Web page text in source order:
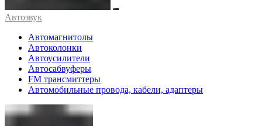
Автозвук
Автомагнитолы
Автоколонки
Автоусилители
Автосабвуферы
FM трансмиттеры
Автомобильные провода, кабели, адаптеры